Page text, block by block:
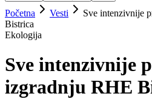
Početna Vesti
Sve intenzivnije
Bistrica
Ekologija
Sve intenzivnije
izgradnju RHE